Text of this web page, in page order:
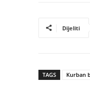
Dijeliti
TAGS Kurban